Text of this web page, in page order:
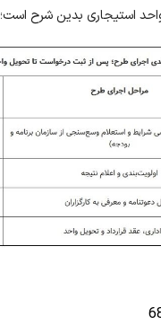
استیجاری بدین شرح است؛